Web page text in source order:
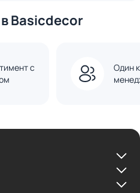
Basicdecor
с
Один